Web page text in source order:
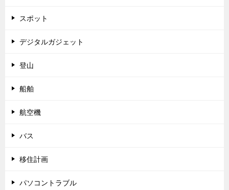
スポット
デジタルガジェット
登山
船舶
航空機
バス
移住計画
パソコントラブル